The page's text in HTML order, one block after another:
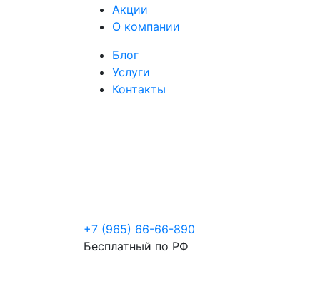
Акции
О компании
Блог
Услуги
Контакты
+7 (965) 66-66-890
Бесплатный по РФ